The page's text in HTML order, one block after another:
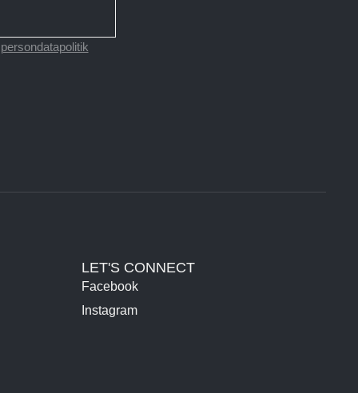
persondatapolitik
LET'S CONNECT
Facebook
Instagram